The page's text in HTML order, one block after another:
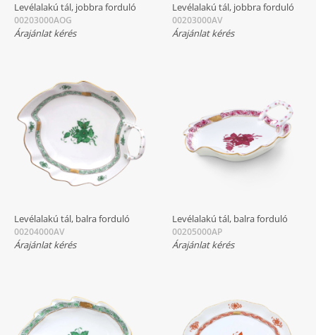
Levélalakú tál, jobbra forduló
00203000AOG
Árajánlat kérés
Levélalakú tál, jobbra forduló
00203000AV
Árajánlat kérés
Levélalakú tál, balra forduló
00204000AV
Árajánlat kérés
Levélalakú tál, balra forduló
00205000AP
Árajánlat kérés